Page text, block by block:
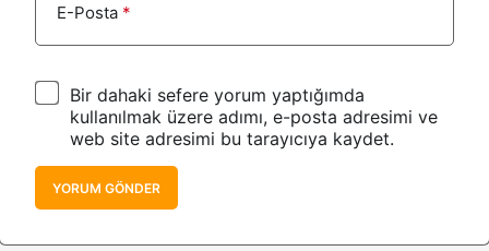
E-Posta *
Bir dahaki sefere yorum yaptığımda
kullanılmak üzere adımı, e-posta adresimi ve
web site adresimi bu tarayıcıya kaydet.
YORUM GÖNDER